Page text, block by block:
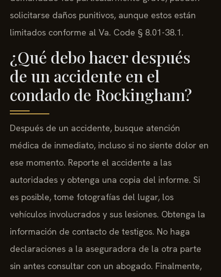
solicitarse daños punitivos, aunque estos están
limitados conforme al Va. Code § 8.01-38.1.
¿Qué debo hacer después
de un accidente en el
condado de Rockingham?
Después de un accidente, busque atención
médica de inmediato, incluso si no siente dolor en
ese momento. Reporte el accidente a las
autoridades y obtenga una copia del informe. Si
es posible, tome fotografías del lugar, los
vehículos involucrados y sus lesiones. Obtenga la
información de contacto de testigos. No haga
declaraciones a la aseguradora de la otra parte
sin antes consultar con un abogado. Finalmente,